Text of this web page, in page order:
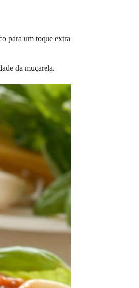
para um toque extra
da muçarela.